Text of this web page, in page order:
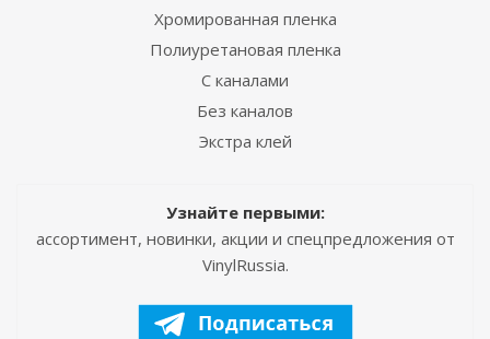
Хромированная пленка
Полиуретановая пленка
С каналами
Без каналов
Экстра клей
Узнайте первыми:
ассортимент, новинки, акции и спецпредложения от
VinylRussia.